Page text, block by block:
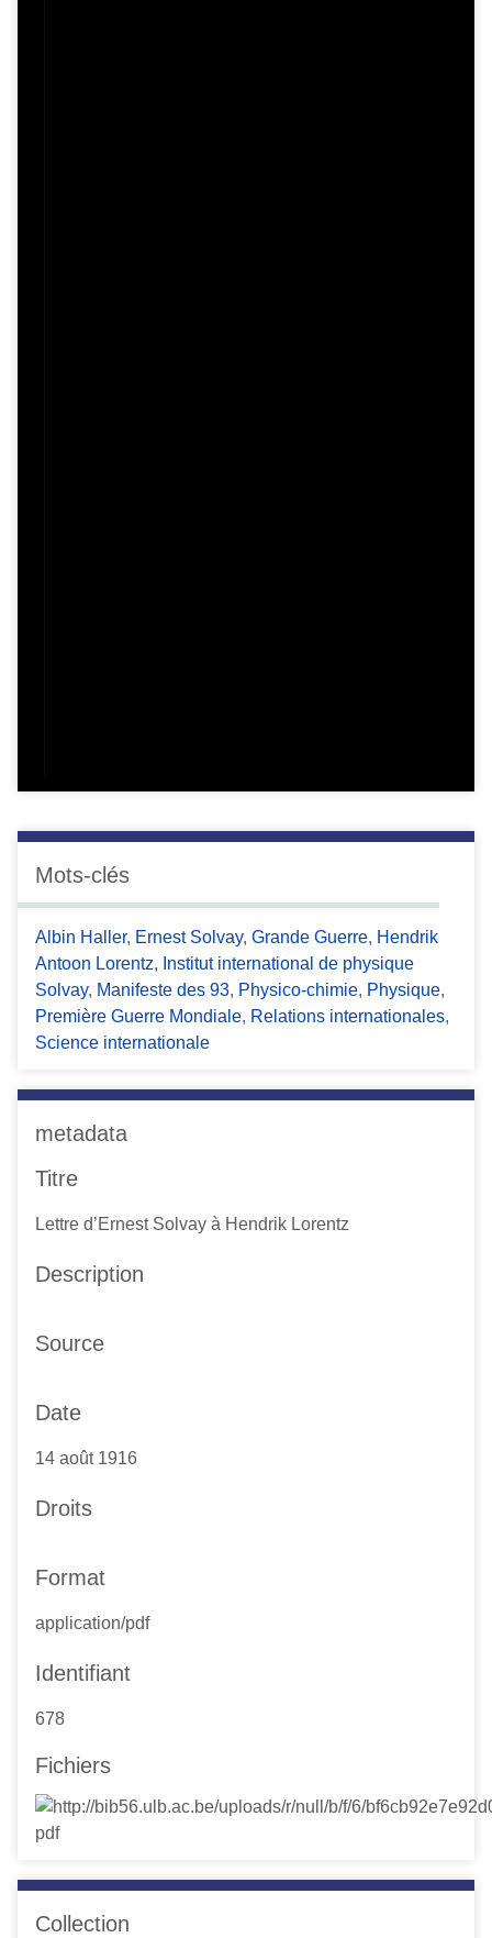
Mots-clés
Albin Haller, Ernest Solvay, Grande Guerre, Hendrik
Antoon Lorentz, Institut international de physique
Solvay, Manifeste des 93, Physico-chimie, Physique,
Première Guerre Mondiale, Relations internationales,
Science internationale
metadata
Titre
Lettre d’Ernest Solvay à Hendrik Lorentz
Description
Source
Date
14 août 1916
Droits
Format
application/pdf
Identifiant
678
Fichiers
Collection